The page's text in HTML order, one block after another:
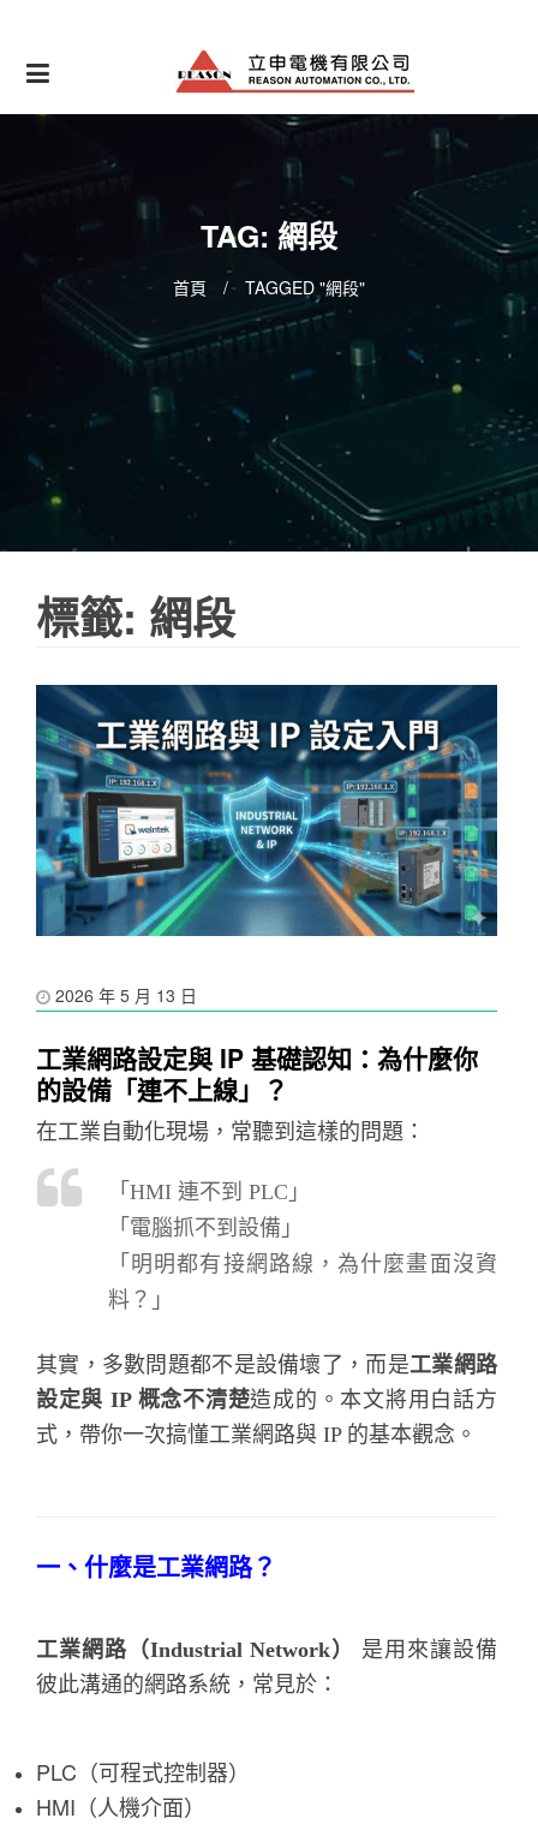
content
TAG: 網段
首頁 / TAGGED "網段"
標籤: 網段
2026 年 5 月 13 日
工業網路設定與 IP 基礎認知：為什麼你
的設備「連不上線」？
在工業自動化現場，常聽到這樣的問題：
「HMI 連不到 PLC」
「電腦抓不到設備」
「明明都有接網路線，為什麼畫面沒資
料？」
其實，多數問題都不是設備壞了，而是工業網路
設定與 IP 概念不清楚造成的。本文將用白話方
式，帶你一次搞懂工業網路與 IP 的基本觀念。
一、什麼是工業網路？
工業網路（Industrial Network）
是用來讓設備
彼此溝通的網路系統，常見於：
PLC（可程式控制器）
HMI（人機介面）